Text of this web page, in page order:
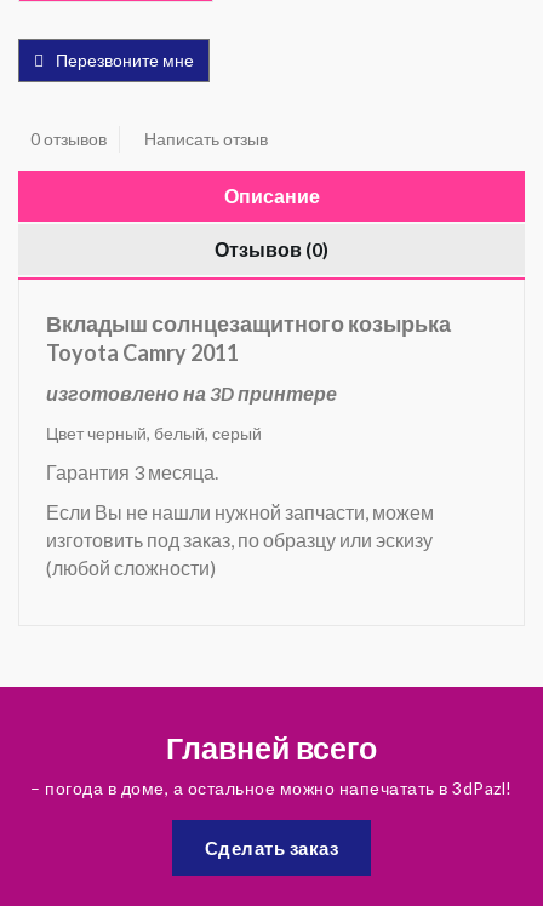
Перезвоните мне
0 отзывов Написать отзыв
Описание
Отзывов (0)
Вкладыш солнцезащитного козырька
Toyota Camry 2011
изготовлено на 3D принтере
Цвет черный, белый, серый
Гарантия 3 месяца.
Если Вы не нашли нужной запчасти, можем
изготовить под заказ, по образцу или эскизу
(любой сложности)
Главней всего
– погода в доме, а остальное можно напечатать в 3dPazl!
Сделать заказ